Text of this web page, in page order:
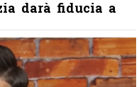
darà fiducia a